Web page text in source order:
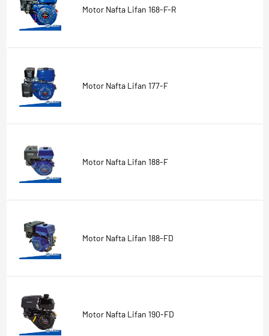
Motor Nafta Lifan 168-F-R
Motor Nafta Lifan 177-F
Motor Nafta Lifan 188-F
Motor Nafta Lifan 188-FD
Motor Nafta Lifan 190-FD